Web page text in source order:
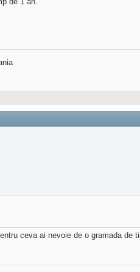
ceva ai nevoie de o gramada de